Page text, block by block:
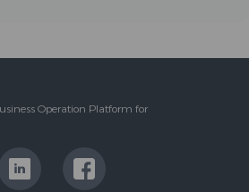
Operation Platform for
LinkExternalLinkExternal